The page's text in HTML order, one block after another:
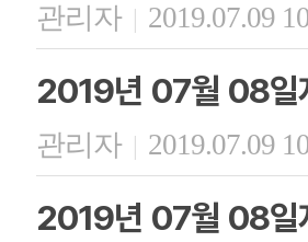
관리자 | 2019.07.09
2019년 07월 08일
관리자 | 2019.07.09
2019년 07월 08일